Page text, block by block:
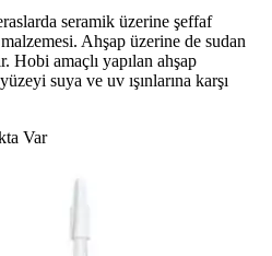
seramik üzerine şeffaf
Ahşap üzerine de sudan
Hobi amaçlı yapılan ahşap
suya ve uv ışınlarına karşı
Var